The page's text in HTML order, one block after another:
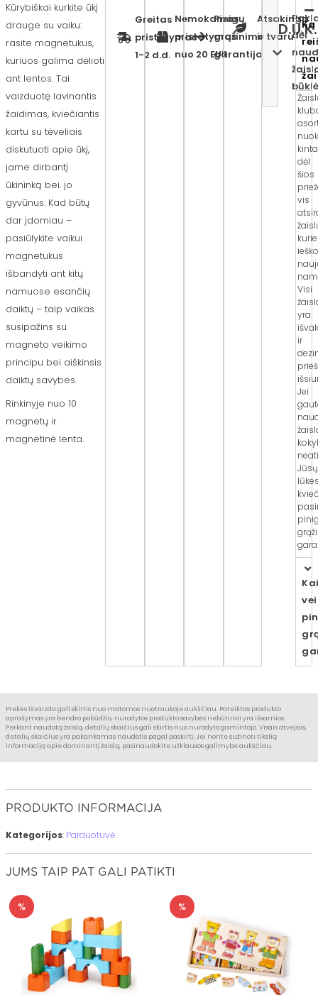
Kūrybiškai kurkite ūkį
drauge su vaiku:
rasite magnetukus,
kuriuos galima dėlioti
ant lentos. Tai
vaizduotę lavinantis
žaidimas, kviečiantis
kartu su tėveliais
diskutuoti apie ūkį,
jame dirbantį
ūkininką bei. jo
gyvūnus. Kad būtų
dar įdomiau –
pasiūlykite vaikui
magnetukus
išbandyti ant kitų
namuose esančių
daiktų – taip vaikas
susipažins su
magneto veikimo
principu bei aiškinsis
daiktų savybes.
Rinkinyje nuo 10
magnetų ir
magnetinė lenta.
Greitas
pristatymas
1-2 d.d.
Nemokamas
pristatymas
nuo 20 EUR
Pinigų
grąžinimo
garantija
Atsakinga
ir tvarudėl
D.U.K.
Ką
dėl
šios
vis
Visi
yra
ir
prieš
Jei
Jūsų
Prekės išvaizda gali skirtis nuo matomos nuotraukoje aukščiau. Pateiktas produkto
aprašymas yra bendro pobūdžio, nurodytos produkto savybės nebūtinai yra išsamios.
Perkant naudotą žaislą, detalių skaičius gali skirtis nuo nurodyto gamintojo. Visais atvejais,
detalių skaičius yra pakankamas naudotis pagal paskirtį. Jei norite sužinoti tikslią
informaciją apie dominantį žaislą, pasinaudokite užklausos galimybe aukščiau.
PRODUKTO INFORMACIJA
Kategorijos: Parduotuvė
JUMS TAIP PAT GALI PATIKTI
% %